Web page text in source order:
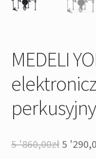
MEDELI
perkusyjny
5 '860,00zł 5